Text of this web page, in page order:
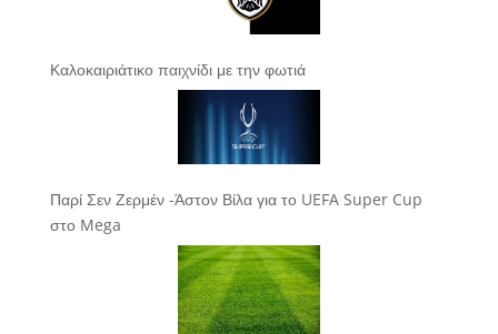
Καλοκαιριάτικο παιχνίδι με την φωτιά
Παρί Σεν Ζερμέν -Άστον Βίλα για το UEFA Super Cup
στο Mega